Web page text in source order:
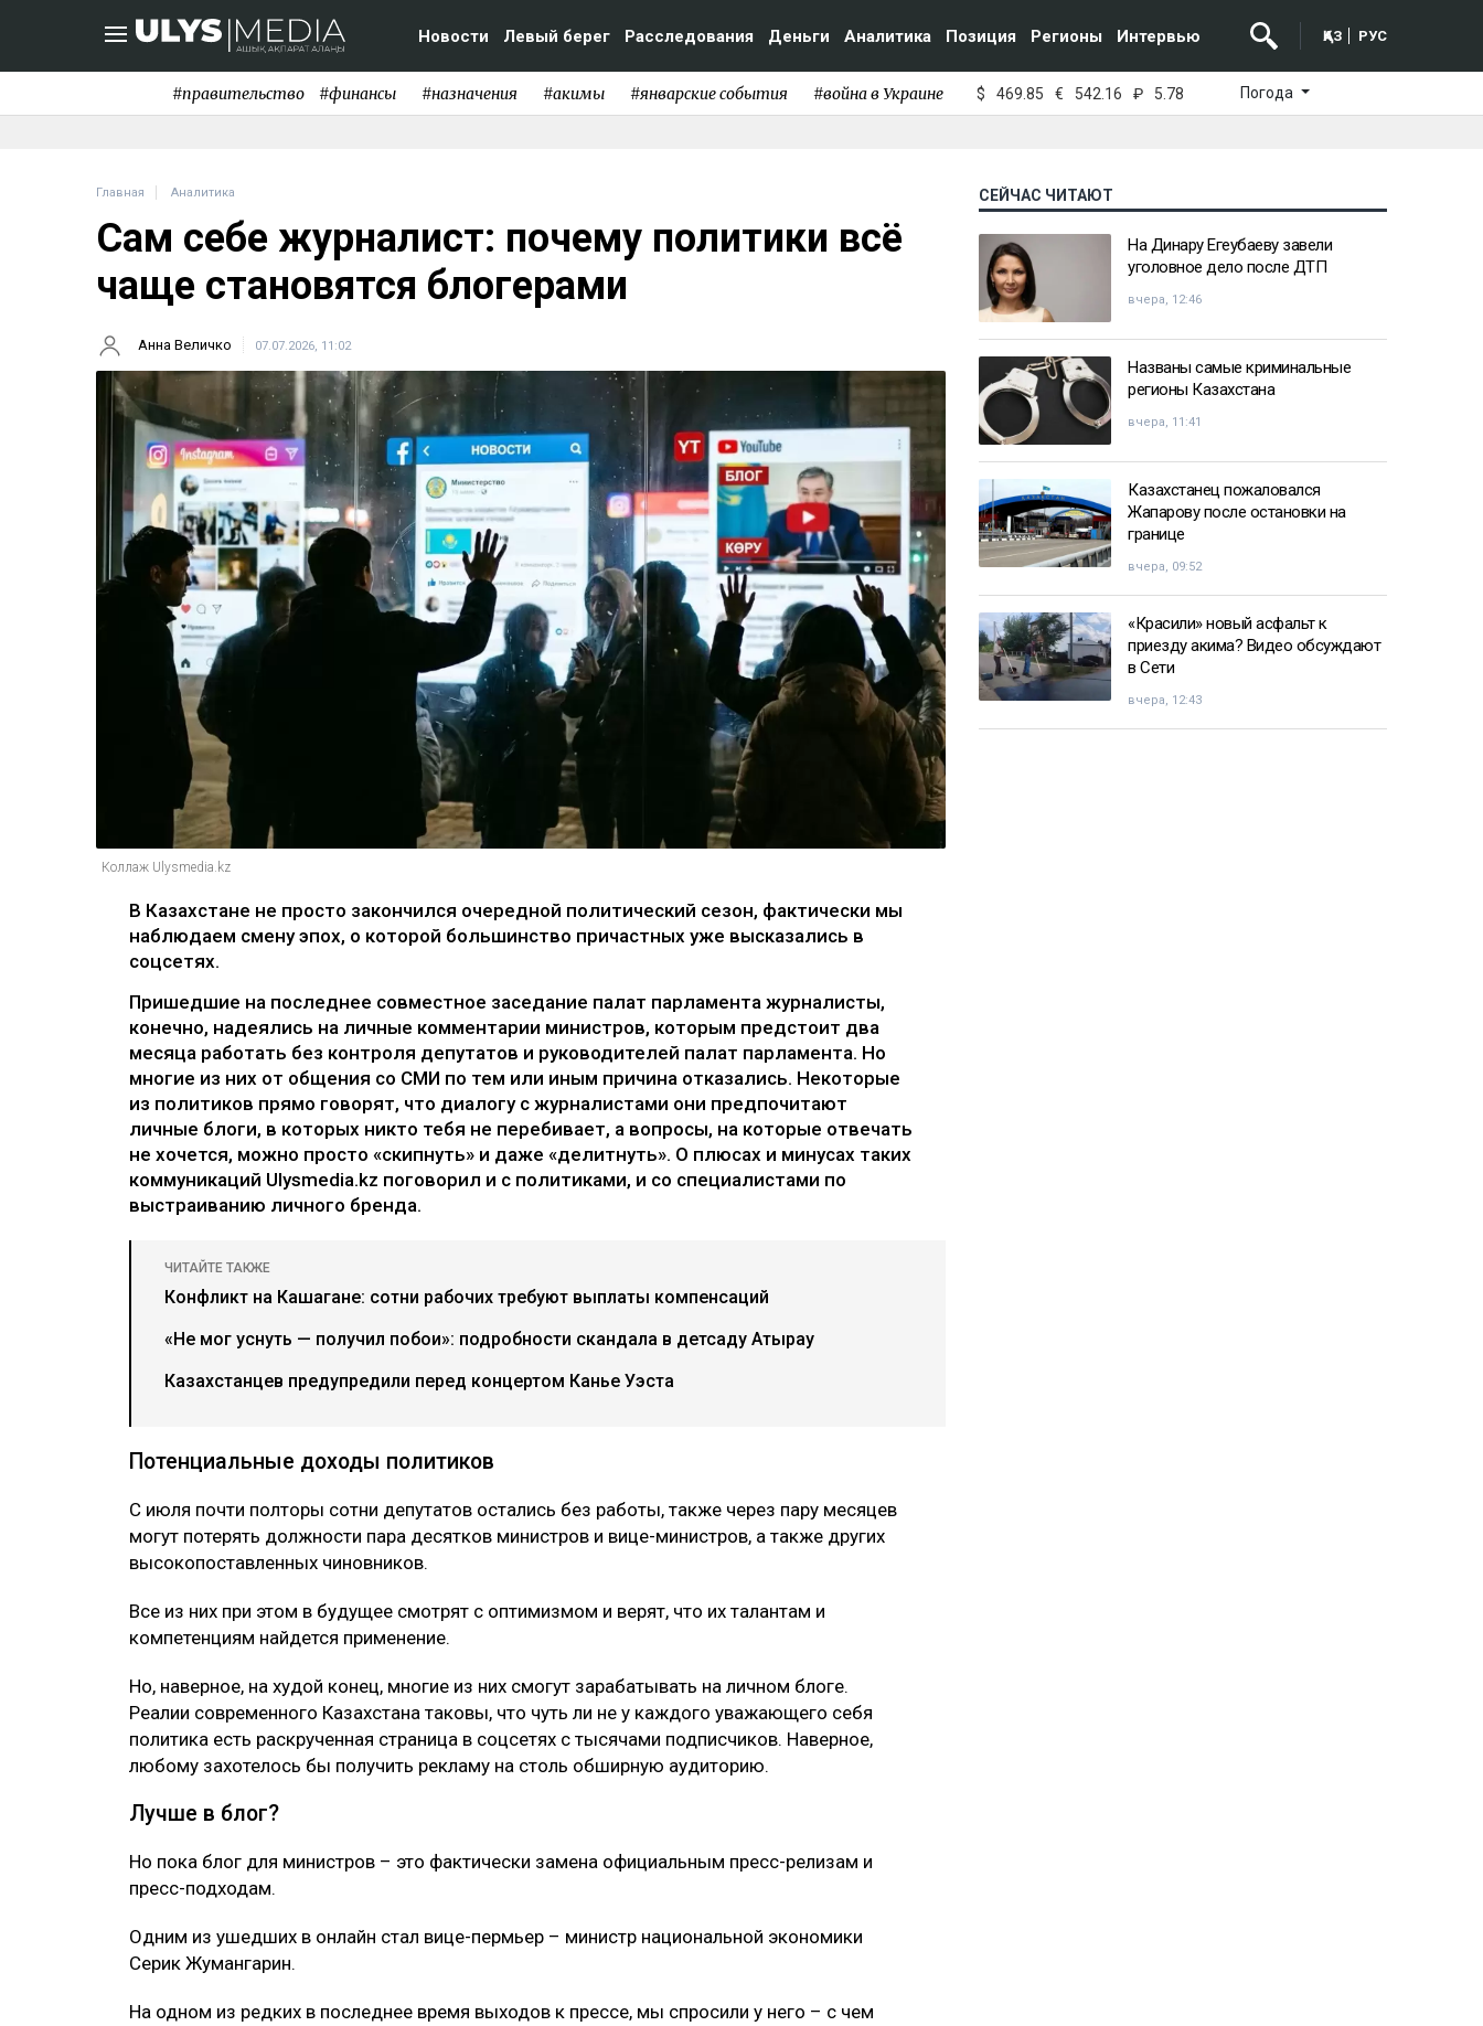
Новости Левый берег Расследования Деньги Аналитика Позиция Регионы Интервью ҚАЗ РУС
#правительство #финансы #назначения #акимы #январские события #война в Украине $ 469.85 € 542.16 ₽ 5.78 Погода
Главная Аналитика
Сам себе журналист: почему политики всё
чаще становятся блогерами
Анна Величко 07.07.2026, 11:02
Коллаж Ulysmedia.kz
В Казахстане не просто закончился очередной политический сезон, фактически мы
наблюдаем смену эпох, о которой большинство причастных уже высказались в
соцсетях.
Пришедшие на последнее совместное заседание палат парламента журналисты,
конечно, надеялись на личные комментарии министров, которым предстоит два
месяца работать без контроля депутатов и руководителей палат парламента. Но
многие из них от общения со СМИ по тем или иным причина отказались. Некоторые
из политиков прямо говорят, что диалогу с журналистами они предпочитают
личные блоги, в которых никто тебя не перебивает, а вопросы, на которые отвечать
не хочется, можно просто «скипнуть» и даже «делитнуть». О плюсах и минусах таких
коммуникаций Ulysmedia.kz поговорил и с политиками, и со специалистами по
выстраиванию личного бренда.
ЧИТАЙТЕ ТАКЖЕ
Конфликт на Кашагане: сотни рабочих требуют выплаты компенсаций
«Не мог уснуть — получил побои»: подробности скандала в детсаду Атырау
Казахстанцев предупредили перед концертом Канье Уэста
Потенциальные доходы политиков
С июля почти полторы сотни депутатов остались без работы, также через пару месяцев
могут потерять должности пара десятков министров и вице-министров, а также других
высокопоставленных чиновников.
Все из них при этом в будущее смотрят с оптимизмом и верят, что их талантам и
компетенциям найдется применение.
Но, наверное, на худой конец, многие из них смогут зарабатывать на личном блоге.
Реалии современного Казахстана таковы, что чуть ли не у каждого уважающего себя
политика есть раскрученная страница в соцсетях с тысячами подписчиков. Наверное,
любому захотелось бы получить рекламу на столь обширную аудиторию.
Лучше в блог?
Но пока блог для министров – это фактически замена официальным пресс-релизам и
пресс-подходам.
Одним из ушедших в онлайн стал вице-пермьер – министр национальной экономики
Серик Жумангарин.
На одном из редких в последнее время выходов к прессе, мы спросили у него – с чем
СЕЙЧАС ЧИТАЮТ
На Динару Егеубаеву завели
уголовное дело после ДТП
вчера, 12:46
Названы самые криминальные
регионы Казахстана
вчера, 11:41
Казахстанец пожаловался
Жапарову после остановки на
границе
вчера, 09:52
«Красили» новый асфальт к
приезду акима? Видео обсуждают
в Сети
вчера, 12:43